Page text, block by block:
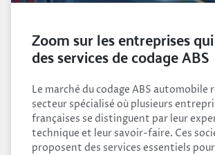
Zoom sur les entreprises
des services de codage ABS
Le marché du codage ABS automobile
secteur spécialisé où plusieurs
françaises se distinguent par leur
technique et leur savoir-faire. Ces
proposent des services essentiels pour